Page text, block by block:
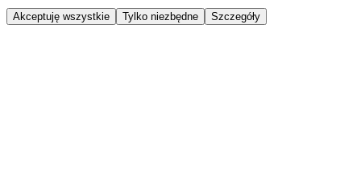
Akceptuję wszystkie Tylko niezbędne Szczegóły